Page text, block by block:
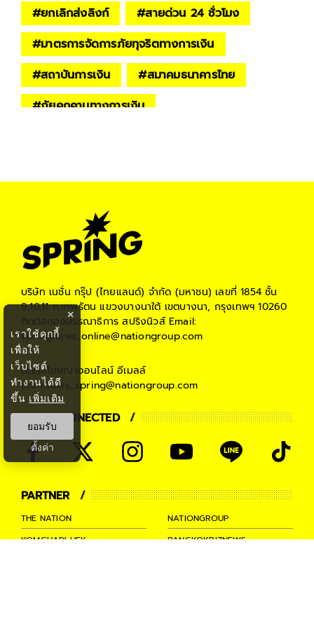
#ยกเลิกส่งลิงก์ #สายด่วน 24 ชั่วโมง
#มาตรการจัดการภัยทุจริตทางการเงิน
#สถาบันการเงิน #สมาคมธนาคารไทย
#ภัยคุกคามทางการเงิน
บริษัท เนชั่น กรุ๊ป (ไทยแลนด์) จำกัด (มหาชน) เลขที่ 1854 ชั้น
9,10,11 ถ.เทพรัตน แขวงบางนาใต้ เขตบางนา, กรุงเทพฯ 10260
ติดต่อกองบรรณาธิการ สปริงนิวส์Email:
springnews_online@nationgroup.com
ติดต่อโฆษณาออนไลน์ อีเมลล์
teamsales_spring@nationgroup.com
STAY CONNECTED
PARTNER
THE NATION
NATIONGROUP
KOMCHADLUEK
BANGKOKBIZNEWS
×
เราใช้คุกกี้
เพื่อให้
เว็บไซต์
ทำงานได้ดี
ขึ้น เพิ่มเติม
ยอมรับ
ตั้งค่า